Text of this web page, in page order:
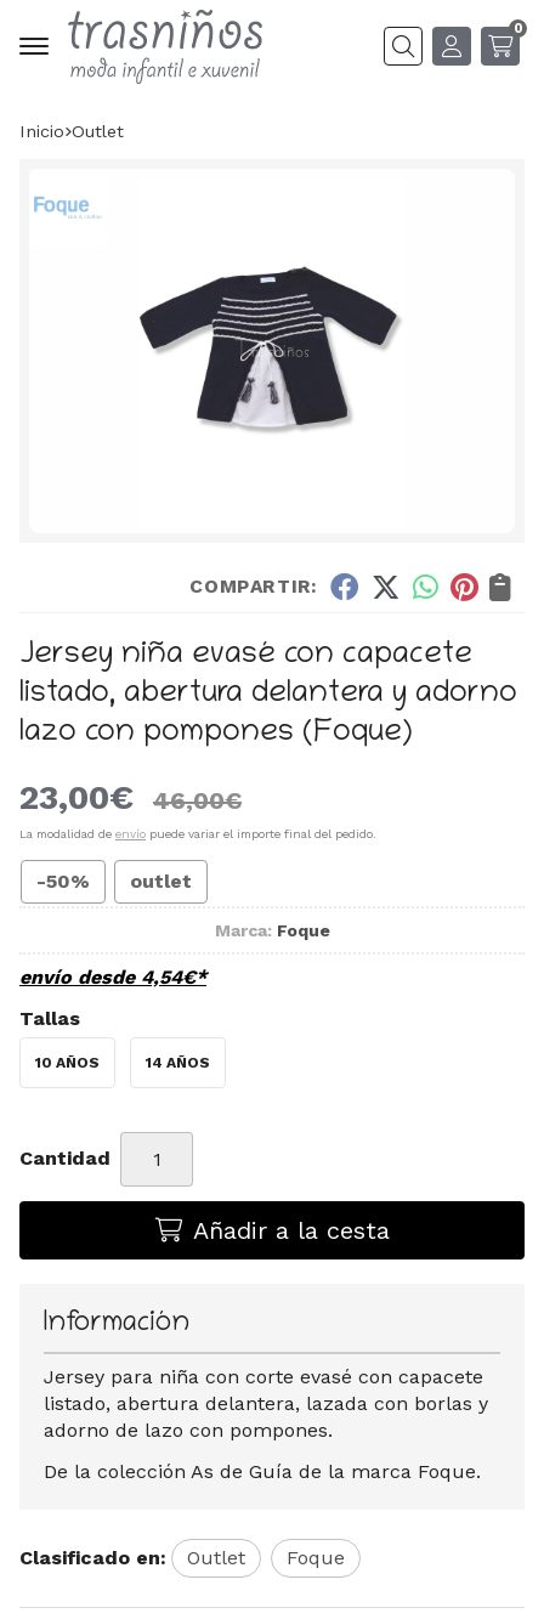
Buscar
0
Inicio outlet
COMPARTIR:
Jersey niña evasé con capacete
listado, abertura delantera y adorno
lazo con pompones (Foque)
23,00€ 46,00€
La modalidad de envío puede variar el importe final del pedido.
-50% outlet
Marca: Foque
envío desde 4,54€*
Tallas
10 AÑOS 14 AÑOS
Cantidad
Añadir a la cesta
Información
Jersey para niña con corte evasé con capacete
listado, abertura delantera, lazada con borlas y
adorno de lazo con pompones.
De la colección As de Guía de la marca Foque.
Clasificado en: Outlet Foque